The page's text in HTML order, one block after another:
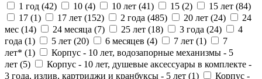
1 год (42) 10 (4) 10 лет (41) 15 (2) 15 лет (84)
17 (1) 17 лет (152) 2 года (485) 20 лет (24)
24
мес (14) 24 месяца (7) 25 лет (18) 3 года (24)
4
года (1) 5 лет (20) 6 месяцев (4) 7 лет (1)
7
лет* (1)
Корпус - 10 лет, водозапорные механизмы - 5
лет (5)
Корпус - 10 лет, душевые аксессуары в комплекте -
3 года, излив, картриджи и кранбуксы - 5 лет (1) Корпус -